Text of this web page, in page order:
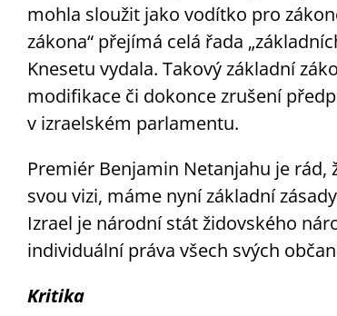
mohla sloužit jako vodítko pro
zákona“ přejímá celá řada
Knesetu vydala. Takový základní
modifikace či dokonce zrušení
v izraelském parlamentu.
Premiér Benjamin Netanjahu je rád,
svou vizi, máme nyní základní
Izrael je národní stát židovského
individuální práva všech svých
Kritika